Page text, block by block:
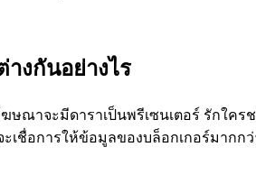
างกันอย่างไร
าจะมีดาราเป็นพรีเซนเตอร์ รักใครช
ชื่อการให้ข้อมูลของบล็อกเกอร์มากก